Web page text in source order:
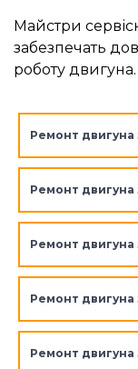
Майстри
забезпечать
роботу двигуна.
Ремонт двигуна
Ремонт двигуна
Ремонт двигуна
Ремонт двигуна
Ремонт двигуна